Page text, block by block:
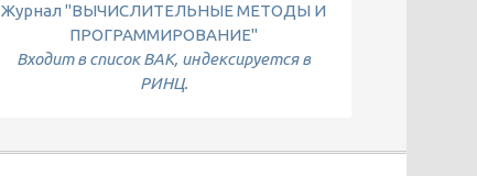
Журнал "ВЫЧИСЛИТЕЛЬНЫЕ МЕТОДЫ И
ПРОГРАММИРОВАНИЕ"
Входит в список ВАК, индексируется в
РИНЦ.